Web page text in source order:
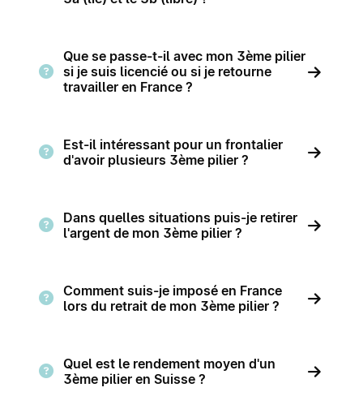
Que se passe-t-il avec mon 3ème pilier
si je suis licencié ou si je retourne
travailler en France ?
Est-il intéressant pour un frontalier
d'avoir plusieurs 3ème pilier ?
Dans quelles situations puis-je retirer
l'argent de mon 3ème pilier ?
Comment suis-je imposé en France
lors du retrait de mon 3ème pilier ?
Quel est le rendement moyen d'un
3ème pilier en Suisse ?